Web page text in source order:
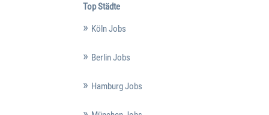
Top Städte
Köln Jobs
Berlin Jobs
Hamburg Jobs